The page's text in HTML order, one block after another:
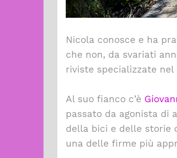
Nicola conosce e ha
che non, da svariati
riviste specializzate
Al suo fianco c’è
passato da agonista di
della bici e delle storie
una delle firme più